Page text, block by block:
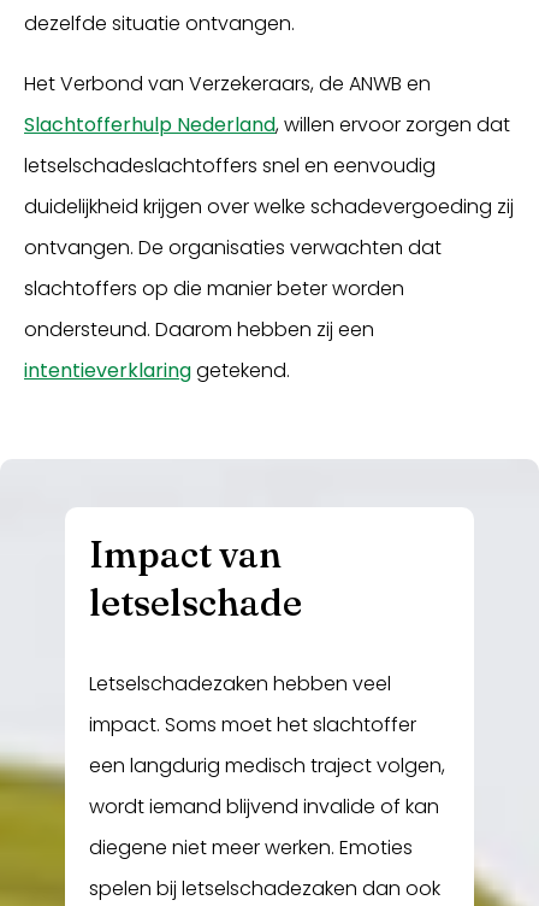
dezelfde situatie ontvangen.
Het Verbond van Verzekeraars, de ANWB en
Slachtofferhulp Nederland, willen ervoor zorgen dat
letselschadeslachtoffers snel en eenvoudig
duidelijkheid krijgen over welke schadevergoeding zij
ontvangen. De organisaties verwachten dat
slachtoffers op die manier beter worden
ondersteund. Daarom hebben zij een
intentieverklaringgetekend.
Impact van
letselschade
Letselschadezaken hebben veel
impact. Soms moet het slachtoffer
een langdurig medisch traject volgen,
wordt iemand blijvend invalide of kan
diegene niet meer werken. Emoties
spelen bij letselschadezaken dan ook